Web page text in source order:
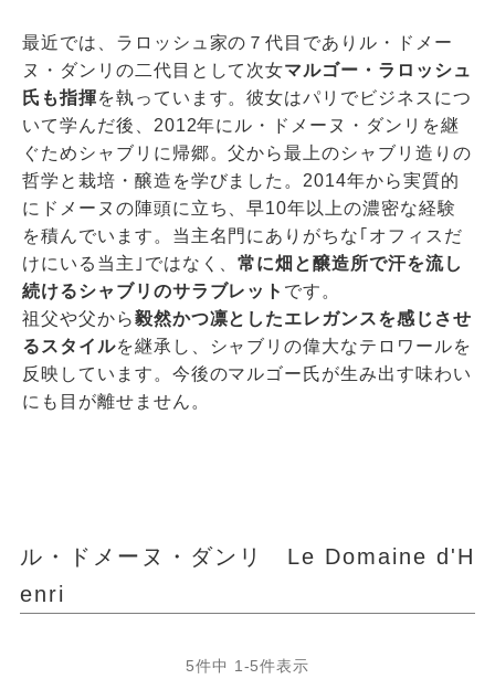
最近では、ラロッシュ家の７代目でありル・ドメー
ヌ・ダンリの二代目として次女マルゴー・ラロッシュ
氏も指揮を執っています。彼女はパリでビジネスにつ
いて学んだ後、2012年にル・ドメーヌ・ダンリを継
ぐためシャブリに帰郷。父から最上のシャブリ造りの
哲学と栽培・醸造を学びました。2014年から実質的
にドメーヌの陣頭に立ち、早10年以上の濃密な経験
を積んでいます。当主名門にありがちな｢オフィスだ
けにいる当主｣ではなく、常に畑と醸造所で汗を流し
続けるシャブリのサラブレット です。
祖父や父から毅然かつ凛としたエレガンスを感じさせ
るスタイルを継承し、シャブリの偉大なテロワールを
反映しています。今後のマルゴー氏が生み出す味わい
にも目が離せません。
ル・ドメーヌ・ダンリ Le Domaine d'H
enri
5件中 1 -5件表示